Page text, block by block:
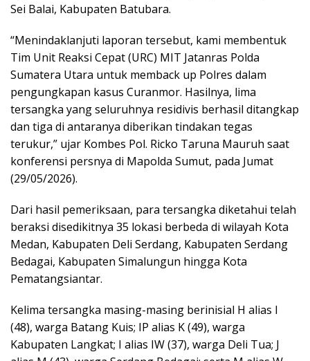
Sei Balai, Kabupaten Batubara.
“Menindaklanjuti laporan tersebut, kami membentuk
Tim Unit Reaksi Cepat (URC) MIT Jatanras Polda
Sumatera Utara untuk memback up Polres dalam
pengungkapan kasus Curanmor. Hasilnya, lima
tersangka yang seluruhnya residivis berhasil ditangkap
dan tiga di antaranya diberikan tindakan tegas
terukur,” ujar Kombes Pol. Ricko Taruna Mauruh saat
konferensi persnya di Mapolda Sumut, pada Jumat
(29/05/2026).
Dari hasil pemeriksaan, para tersangka diketahui telah
beraksi disedikitnya 35 lokasi berbeda di wilayah Kota
Medan, Kabupaten Deli Serdang, Kabupaten Serdang
Bedagai, Kabupaten Simalungun hingga Kota
Pematangsiantar.
Kelima tersangka masing-masing berinisial H alias I
(48), warga Batang Kuis; IP alias K (49), warga
Kabupaten Langkat; I alias IW (37), warga Deli Tua; J